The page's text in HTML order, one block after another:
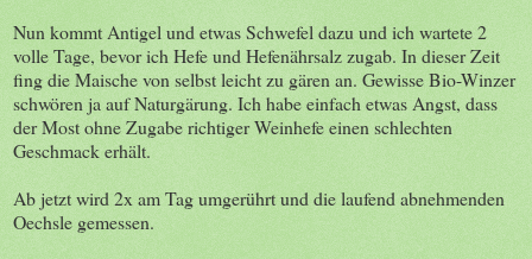
Nun kommt Antigel und etwas Schwefel dazu und ich wartete 2
volle Tage, bevor ich Hefe und Hefenährsalz zugab. In dieser Zeit
fing die Maische von selbst leicht zu gären an. Gewisse Bio-Winzer
schwören ja auf Naturgärung. Ich habe einfach etwas Angst, dass
der Most ohne Zugabe richtiger Weinhefe einen schlechten
Geschmack erhält.
Ab jetzt wird 2x am Tag umgerührt und die laufend abnehmenden
Oechsle gemessen.